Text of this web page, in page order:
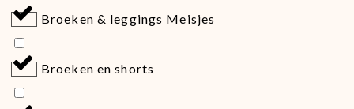
Broeken & leggings Meisjes
Broeken en shorts